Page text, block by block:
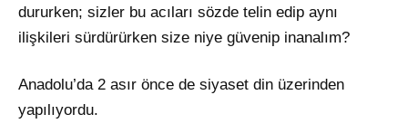
dururken; sizler bu acıları sözde telin edip aynı
ilişkileri sürdürürken size niye güvenip inanalım?
Anadolu’da 2 asır önce de siyaset din üzerinden
yapılıyordu.